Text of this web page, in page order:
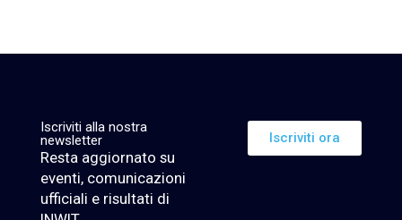
Iscriviti alla nostra
newsletter
Resta aggiornato su
eventi, comunicazioni
ufficiali e risultati di
Iscriviti ora